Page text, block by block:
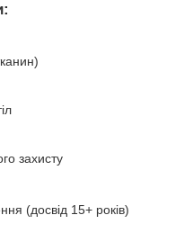
захисту
(досвід 15+ років)